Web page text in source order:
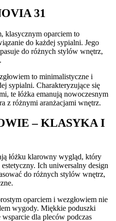
31
klasycznym oparciem to
do każdej sypialni. Jego
do różnych stylów wnętrz,
to minimalistyczne i
sypialni. Charakteryzujące się
te łóżka emanują nowoczesnym
z różnymi aranżacjami wnętrz.
– KLASYKA I
łóżku klarowny wygląd, który
Ich uniwersalny design
do różnych stylów wnętrz,
oparciem i wezgłowiem nie
wygody. Miękkie poduszki
dla pleców podczas